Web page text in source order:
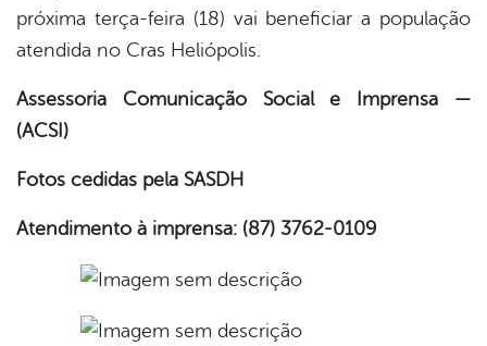
próxima terça-feira (18) vai beneficiar a população
atendida no Cras Heliópolis.
Assessoria Comunicação Social e Imprensa —
(ACSI)
Fotos cedidas pela SASDH
Atendimento à imprensa: (87) 3762-0109